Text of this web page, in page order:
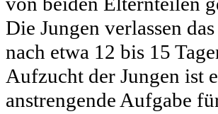
Die Jungen verlassen
nach etwa 12 bis 15
Aufzucht der Jungen ist
anstrengende Aufgabe